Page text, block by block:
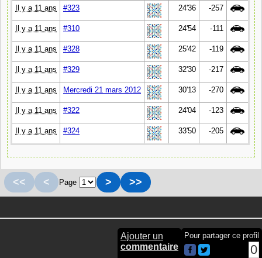
Il y a 11 ans #323 24'36 -257
Il y a 11 ans #310 24'54 -111
Il y a 11 ans #328 25'42 -119
Il y a 11 ans #329 32'30 -217
Il y a 11 ans Mercredi 21 mars 2012 30'13 -270
Il y a 11 ans #322 24'04 -123
Il y a 11 ans #324 33'50 -205
<< < Page > >>
Ajouter un
commentaire
Pour partager ce profil
0